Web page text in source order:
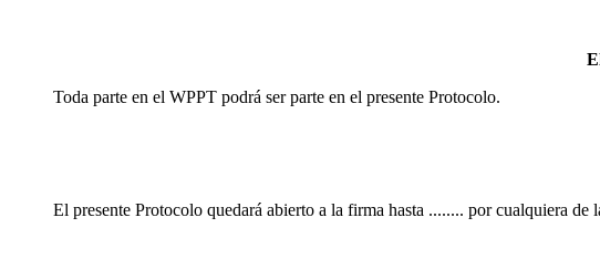
Toda parte en el WPPT podrá ser parte en el presente Protocolo.
El presente Protocolo quedará abierto a la firma hasta ........ por cualquiera de